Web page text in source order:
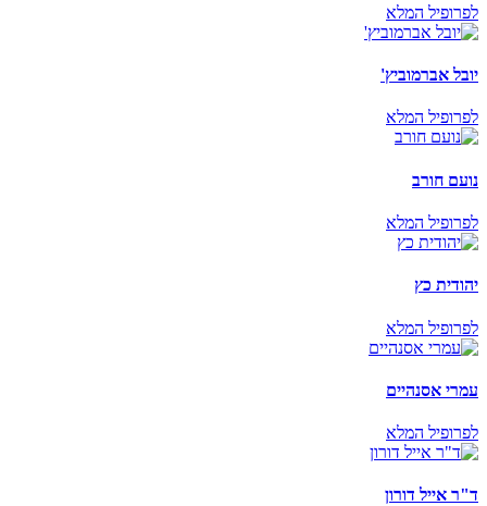
לפרופיל המלא
יובל אברמוביץ'
לפרופיל המלא
נועם חורב
לפרופיל המלא
יהודית כץ
לפרופיל המלא
עמרי אסנהיים
לפרופיל המלא
ד"ר אייל דורון